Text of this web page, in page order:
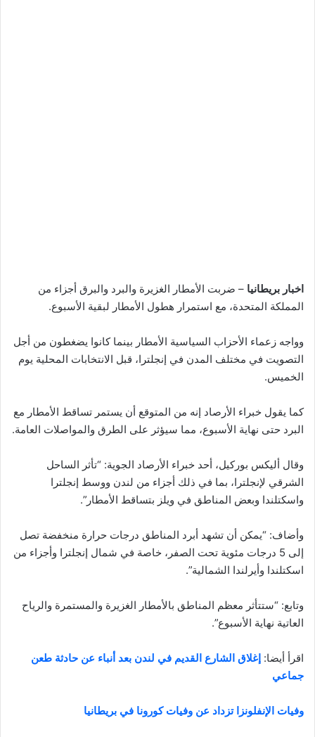
اخبار بريطانيا – ضربت الأمطار الغزيرة والبرد والبرق أجزاء من
المملكة المتحدة، مع استمرار هطول الأمطار لبقية الأسبوع.
وواجه زعماء الأحزاب السياسية الأمطار بينما كانوا يضغطون من أجل
التصويت في مختلف المدن في إنجلترا، قبل الانتخابات المحلية يوم
الخميس.
كما يقول خبراء الأرصاد إنه من المتوقع أن يستمر تساقط الأمطار مع
البرد حتى نهاية الأسبوع، مما سيؤثر على الطرق والمواصلات العامة.
وقال أليكس بوركيل، أحد خبراء الأرصاد الجوية: “تأثر الساحل
الشرقي لإنجلترا، بما في ذلك أجزاء من لندن ووسط إنجلترا
واسكتلندا وبعض المناطق في ويلز بتساقط الأمطار”.
وأضاف: “يمكن أن تشهد أبرد المناطق درجات حرارة منخفضة تصل
إلى 5 درجات مئوية تحت الصفر، خاصة في شمال إنجلترا وأجزاء من
اسكتلندا وأيرلندا الشمالية”.
وتابع: “ستتأثر معظم المناطق بالأمطار الغزيرة والمستمرة والرياح
العاتية نهاية الأسبوع”.
اقرأ أيضا: إغلاق الشارع القديم في لندن بعد أنباء عن حادثة طعن
جماعي
وفيات الإنفلونزا تزداد عن وفيات كورونا في بريطانيا